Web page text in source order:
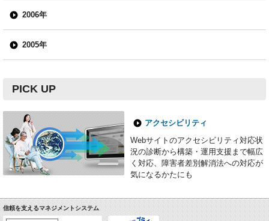
2006年
2005年
PICK UP
アクセシビリティ
Webサイトのアクセシビリティ対応状
況の診断から構築・運用支援まで幅広
く対応、障害者差別解消法への対応が
気になるかたにも
信頼を支えるマネジメントシステム